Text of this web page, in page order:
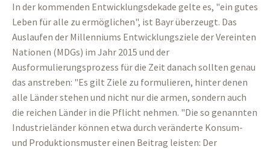
In der kommenden Entwicklungsdekade gelte es, "ein gutes
Leben für alle zu ermöglichen", ist Bayr überzeugt. Das
Auslaufen der Millenniums Entwicklungsziele der Vereinten
Nationen (MDGs) im Jahr 2015 und der
Ausformulierungsprozess für die Zeit danach sollten genau
das anstreben: "Es gilt Ziele zu formulieren, hinter denen
alle Länder stehen und nicht nur die armen, sondern auch
die reichen Länder in die Pflicht nehmen. "Die so genannten
Industrieländer können etwa durch veränderte Konsum-
und Produktionsmuster einen Beitrag leisten: Der